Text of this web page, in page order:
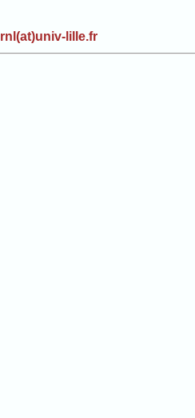
rnl(at)univ-lille.fr